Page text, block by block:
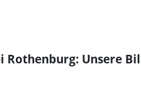
Rothenburg: Unsere